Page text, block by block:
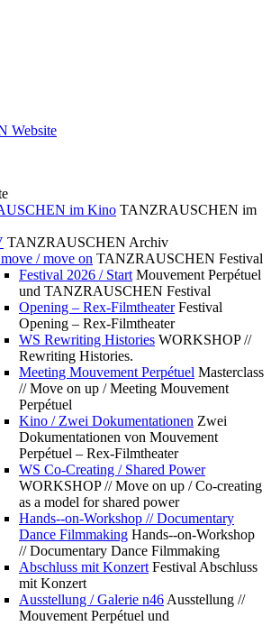
im Kino TANZRAUSCHEN im
TANZRAUSCHEN Archiv
/ move on TANZRAUSCHEN Festival
Festival 2026 / Start Mouvement Perpétuel
und TANZRAUSCHEN Festival
Opening – Rex-Filmtheater Festival
Opening – Rex-Filmtheater
WS Rewriting Histories WORKSHOP //
Rewriting Histories.
Meeting Mouvement Perpétuel Masterclass
// Move on up / Meeting Mouvement
Perpétuel
Kino / Zwei Dokumentationen Zwei
Dokumentationen von Mouvement
Perpétuel – Rex-Filmtheater
WS Co-Creating / Shared Power
WORKSHOP // Move on up / Co-creating
as a model for shared power
Hands--on-Workshop // Documentary
Dance Filmmaking Hands--on-Workshop
// Documentary Dance Filmmaking
Abschluss mit Konzert Festival Abschluss
mit Konzert
Ausstellung / Galerie n46 Ausstellung //
Mouvement Perpétuel und